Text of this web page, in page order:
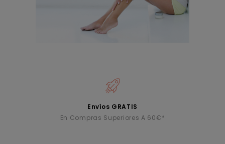
Envíos GRATIS
En Compras Superiores A 60€*